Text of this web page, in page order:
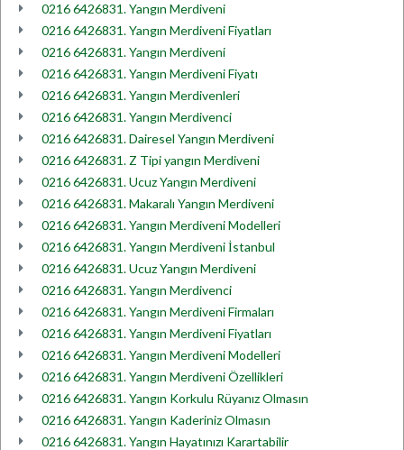
0216 6426831. Yangın Merdiveni
0216 6426831. Yangın Merdiveni Fiyatları
0216 6426831. Yangın Merdiveni
0216 6426831. Yangın Merdiveni Fiyatı
0216 6426831. Yangın Merdivenleri
0216 6426831. Yangın Merdivenci
0216 6426831. Dairesel Yangın Merdiveni
0216 6426831. Z Tipi yangın Merdiveni
0216 6426831. Ucuz Yangın Merdiveni
0216 6426831. Makaralı Yangın Merdiveni
0216 6426831. Yangın Merdiveni Modelleri
0216 6426831. Yangın Merdiveni İstanbul
0216 6426831. Ucuz Yangın Merdiveni
0216 6426831. Yangın Merdivenci
0216 6426831. Yangın Merdiveni Firmaları
0216 6426831. Yangın Merdiveni Fiyatları
0216 6426831. Yangın Merdiveni Modelleri
0216 6426831. Yangın Merdiveni Özellikleri
0216 6426831. Yangın Korkulu Rüyanız Olmasın
0216 6426831. Yangın Kaderiniz Olmasın
0216 6426831. Yangın Hayatınızı Karartabilir